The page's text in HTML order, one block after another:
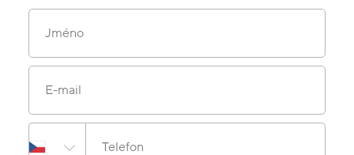
Jméno
E-mail
Telefon